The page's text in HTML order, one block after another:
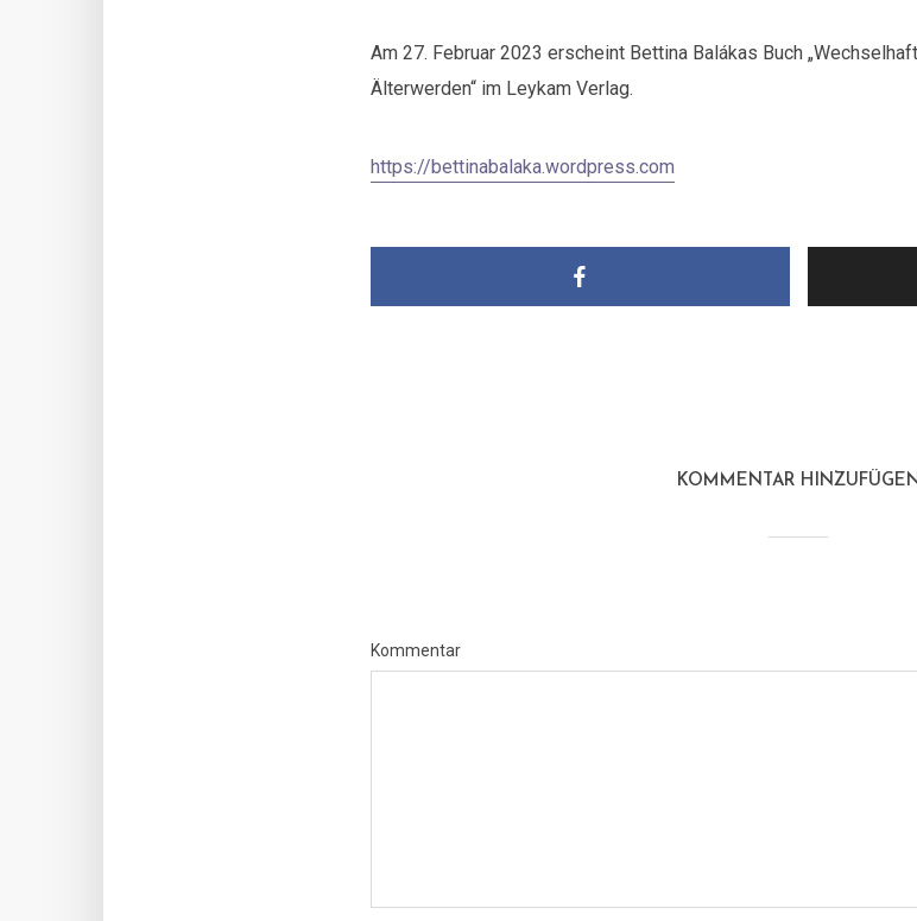
Am 27. Februar 2023 erscheint Bettina Balákas Buch
Älterwerden“ im Leykam Verlag.
https://bettinabalaka.wordpress.com
KOMMENTAR
Kommentar